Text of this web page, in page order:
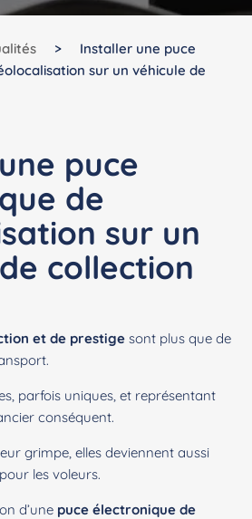
> Installer une puce
sur un véhicule de
puce
de
sur un
collection
et de prestige sont plus que de
parfois uniques, et représentant
conséquent.
grimpe, elles deviennent aussi
les voleurs.
d’une puce électronique de